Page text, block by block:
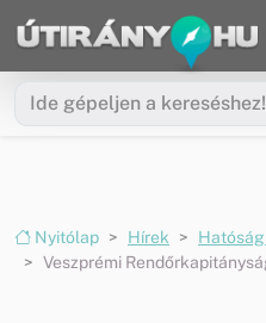
Ugrás a menüre
Ugrás a tartalomra
Nyitólap Hírek
Veszprémi